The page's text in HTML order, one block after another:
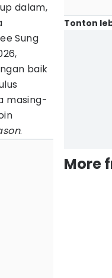
dalam,
Sung
baik
masing-
.
Tonton
More